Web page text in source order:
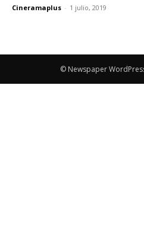
Cineramaplus - 1 julio, 2019
© Newspaper